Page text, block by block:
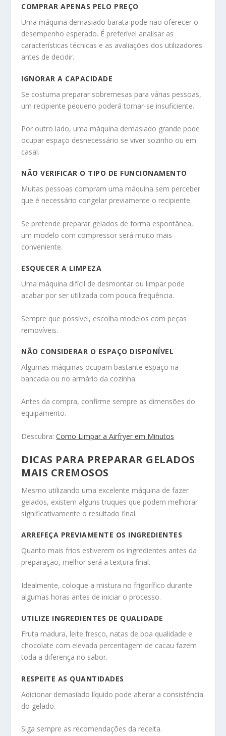
COMPRAR APENAS PELO PREÇO
Uma máquina demasiado barata pode não oferecer o
desempenho esperado. É preferível analisar as
características técnicas e as avaliações dos utilizadores
antes de decidir.
IGNORAR A CAPACIDADE
Se costuma preparar sobremesas para várias pessoas,
um recipiente pequeno poderá tornar-se insuficiente.
Por outro lado, uma máquina demasiado grande pode
ocupar espaço desnecessário se viver sozinho ou em
casal.
NÃO VERIFICAR O TIPO DE FUNCIONAMENTO
Muitas pessoas compram uma máquina sem perceber
que é necessário congelar previamente o recipiente.
Se pretende preparar gelados de forma espontânea,
um modelo com compressor será muito mais
conveniente.
ESQUECER A LIMPEZA
Uma máquina difícil de desmontar ou limpar pode
acabar por ser utilizada com pouca frequência.
Sempre que possível, escolha modelos com peças
removíveis.
NÃO CONSIDERAR O ESPAÇO DISPONÍVEL
Algumas máquinas ocupam bastante espaço na
bancada ou no armário da cozinha.
Antes da compra, confirme sempre as dimensões do
equipamento.
Descubra:Como Limpar a Airfryer em Minutos
DICAS PARA PREPARAR GELADOS
MAIS CREMOSOS
Mesmo utilizando uma excelente máquina de fazer
gelados, existem alguns truques que podem melhorar
significativamente o resultado final.
ARREFEÇA PREVIAMENTE OS INGREDIENTES
Quanto mais frios estiverem os ingredientes antes da
preparação, melhor será a textura final.
Idealmente, coloque a mistura no frigorífico durante
algumas horas antes de iniciar o processo.
UTILIZE INGREDIENTES DE QUALIDADE
Fruta madura, leite fresco, natas de boa qualidade e
chocolate com elevada percentagem de cacau fazem
toda a diferença no sabor.
RESPEITE AS QUANTIDADES
Adicionar demasiado líquido pode alterar a consistência
do gelado.
Siga sempre as recomendações da receita.